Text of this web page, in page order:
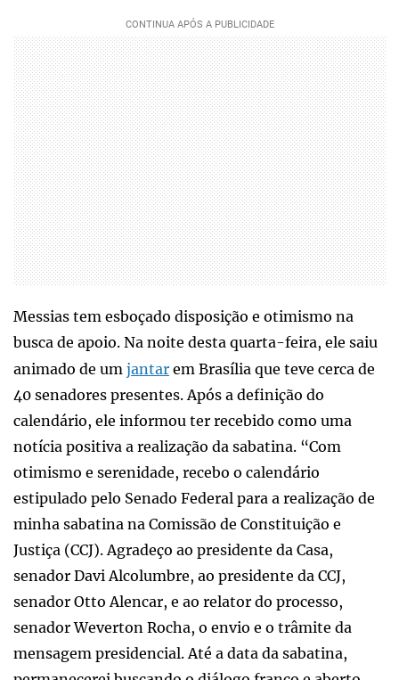
Messias tem esboçado disposição e otimismo na
busca de apoio. Na noite desta quarta-feira, ele saiu
animado de um jantar em Brasília que teve cerca de
40 senadores presentes. Após a definição do
calendário, ele informou ter recebido como uma
notícia positiva a realização da sabatina. “Com
otimismo e serenidade, recebo o calendário
estipulado pelo Senado Federal para a realização de
minha sabatina na Comissão de Constituição e
Justiça (CCJ). Agradeço ao presidente da Casa,
senador Davi Alcolumbre, ao presidente da CCJ,
senador Otto Alencar, e ao relator do processo,
senador Weverton Rocha, o envio e o trâmite da
mensagem presidencial. Até a data da sabatina,